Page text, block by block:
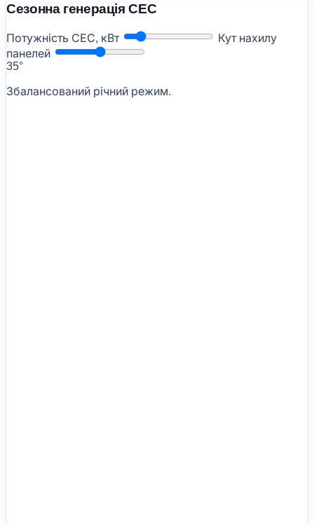
Сезонна генерація СЕС
Потужність СЕС, кВт
Кут нахилу
панелей
35°
Збалансований річний режим.